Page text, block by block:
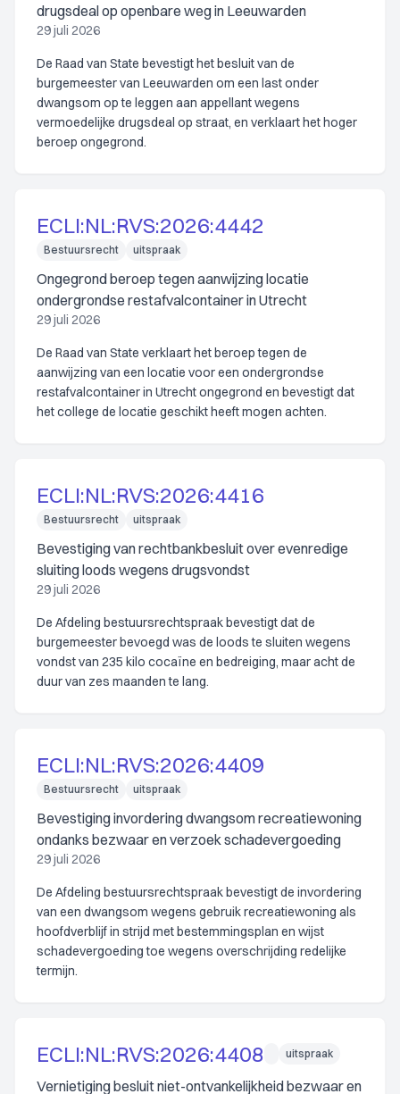
drugsdeal op openbare weg in Leeuwarden
29 juli 2026
De Raad van State bevestigt het besluit van de
burgemeester van Leeuwarden om een last onder
dwangsom op te leggen aan appellant wegens
vermoedelijke drugsdeal op straat, en verklaart het hoger
beroep ongegrond.
ECLI:NL:RVS:2026:4442
Bestuursrecht uitspraak
Ongegrond beroep tegen aanwijzing locatie
ondergrondse restafvalcontainer in Utrecht
29 juli 2026
De Raad van State verklaart het beroep tegen de
aanwijzing van een locatie voor een ondergrondse
restafvalcontainer in Utrecht ongegrond en bevestigt dat
het college de locatie geschikt heeft mogen achten.
ECLI:NL:RVS:2026:4416
Bestuursrecht uitspraak
Bevestiging van rechtbankbesluit over evenredige
sluiting loods wegens drugsvondst
29 juli 2026
De Afdeling bestuursrechtspraak bevestigt dat de
burgemeester bevoegd was de loods te sluiten wegens
vondst van 235 kilo cocaïne en bedreiging, maar acht de
duur van zes maanden te lang.
ECLI:NL:RVS:2026:4409
Bestuursrecht uitspraak
Bevestiging invordering dwangsom recreatiewoning
ondanks bezwaar en verzoek schadevergoeding
29 juli 2026
De Afdeling bestuursrechtspraak bevestigt de invordering
van een dwangsom wegens gebruik recreatiewoning als
hoofdverblijf in strijd met bestemmingsplan en wijst
schadevergoeding toe wegens overschrijding redelijke
termijn.
ECLI:NL:RVS:2026:4408 uitspraak
Vernietiging besluit niet-ontvankelijkheid bezwaar en